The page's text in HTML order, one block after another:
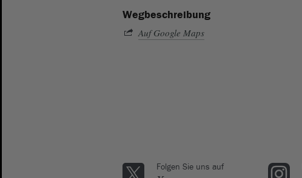
Wegbeschreibung
Auf Google Maps
Folgen Sie uns auf